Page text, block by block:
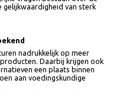
vaak een lagere
vragen bestaan over de
nadrukkelijk op meer
producten. Daarbij krijgen